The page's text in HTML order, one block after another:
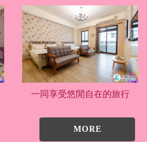
一同享受悠閒自在的旅行
MORE